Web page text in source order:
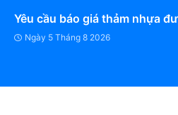
Yêu cầu báo giá thảm nhựa
Ngày 5 Tháng 8 2026